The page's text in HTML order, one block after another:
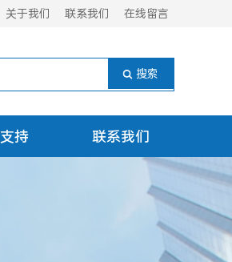
关于我们 联系我们 在线留言
支持 联系我们